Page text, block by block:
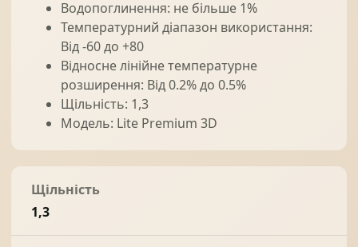
Водопоглинення: не більше 1%
Температурний діапазон використання:
Від -60 до +80
Відносне лінійне температурне
розширення: Від 0.2% до 0.5%
Щільність: 1,3
Модель: Lite Premium 3D
Щільність
1,3